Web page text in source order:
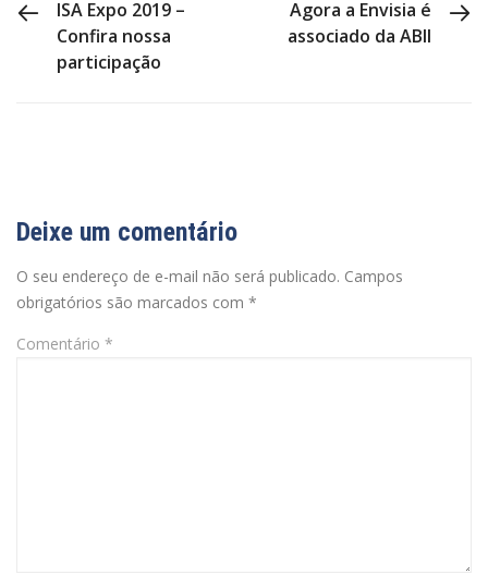
ISA Expo 2019 –
Confira nossa
participação
Agora a Envisia é
associado da ABII
Deixe um comentário
O seu endereço de e-mail não será publicado. Campos
obrigatórios são marcados com *
Comentário *